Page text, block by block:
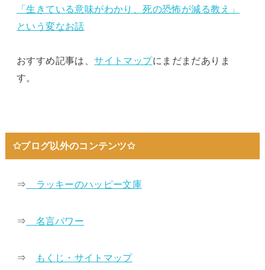
「生きている意味がわかり、死の恐怖が減る教え」
という変なお話
おすすめ記事は、サイトマップにまだまだありま
す。
✩ブログ以外のコンテンツ✩
⇒ ラッキーのハッピー文庫
⇒ 名言パワー
⇒ もくじ・サイトマップ